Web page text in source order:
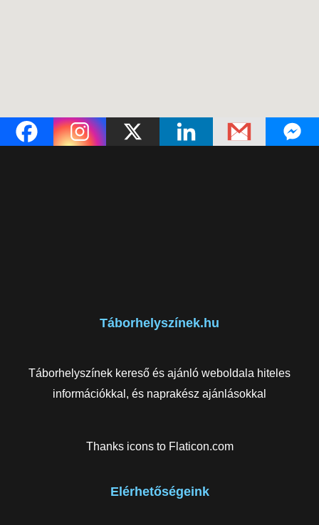
Táborhelyszínek.hu
Táborhelyszínek kereső és ajánló weboldala hiteles
információkkal, és naprakész ajánlásokkal
Thanks icons to Flaticon.com
Elérhetőségeink